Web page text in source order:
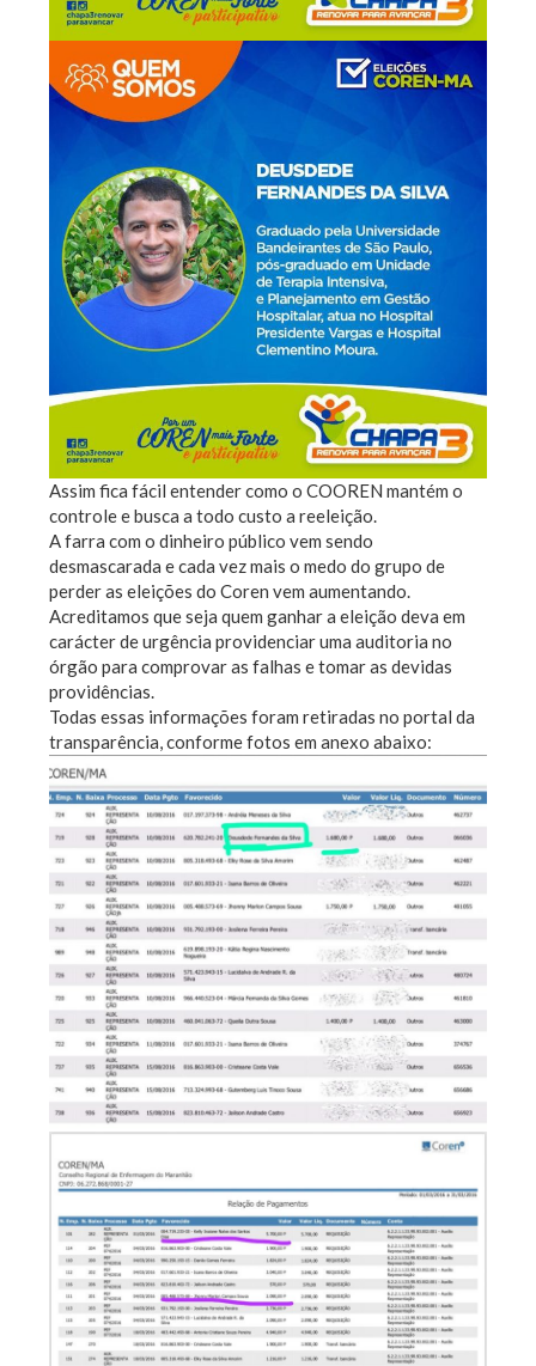
Assim fica fácil entender como o COOREN mantém o
controle e busca a todo custo a reeleição.
A farra com o dinheiro público vem sendo
desmascarada e cada vez mais o medo do grupo de
perder as eleições do Coren vem aumentando.
Acreditamos que seja quem ganhar a eleição deva em
carácter de urgência providenciar uma auditoria no
órgão para comprovar as falhas e tomar as devidas
providências.
Todas essas informações foram retiradas no portal da
transparência, conforme fotos em anexo abaixo: